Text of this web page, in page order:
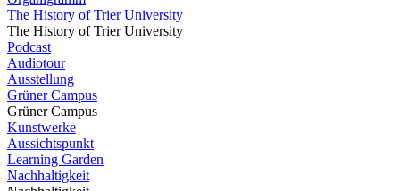
The History of Trier University
The History of Trier University
Podcast
Audiotour
Ausstellung
Grüner Campus
Grüner Campus
Kunstwerke
Aussichtspunkt
Learning Garden
Nachhaltigkeit